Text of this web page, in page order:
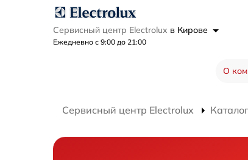
Сервисный центр Electrolux в Кирове
Ежедневно с 9:00 до 21:00
О
Сервисный центр Electrolux